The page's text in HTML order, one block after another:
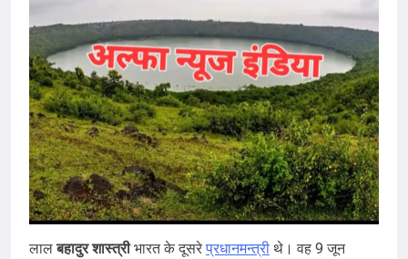
लालबहादुर शास्त्रीभारत के दूसरेप्रधानमन्त्री थे। वह 9 जून